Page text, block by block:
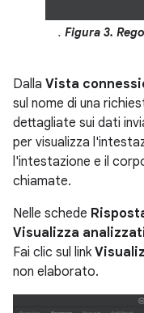
. Figura 3.
Dalla Vista
sul nome di una
dettagliate sui dati
per visualizza
l'intestazione e il
chiamate.
Nelle schede
Visualizza
Fai clic sul link
non elaborato.